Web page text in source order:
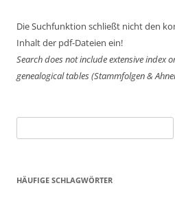
Die Suchfunktion schließt nicht den
Inhalt der pdf-Dateien ein!
Search does not include extensive index
genealogical tables (Stammfolgen &
nach:
HÄUFIGE SCHLAGWÖRTER